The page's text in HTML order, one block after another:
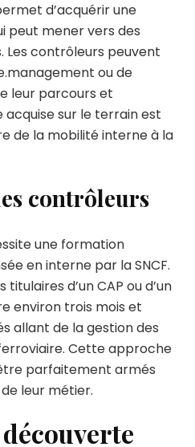
d’acquérir une
peut mener vers des
Les contrôleurs peuvent
ou de
leur parcours et
acquise sur le terrain est
de la mobilité interne à la
contrôleurs
une formation
en interne par la SNCF.
d’un CAP ou d’un
environ trois mois et
allant de la gestion des
Cette approche
parfaitement armés
leur métier.